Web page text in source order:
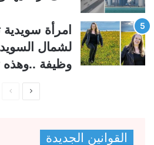
لشمال
وظيفة ..وهذه
القوانين الجديدة